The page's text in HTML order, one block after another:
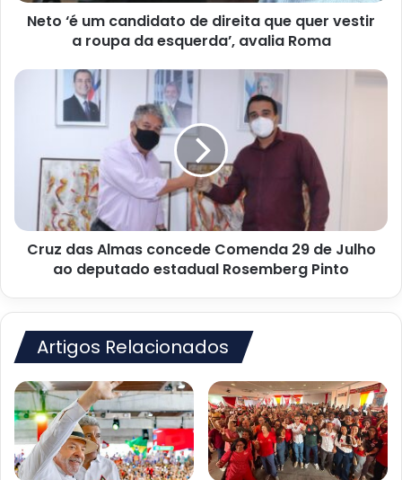
esquerda’,
Neto ‘é um candidato de direita que quer vestir
a roupa da esquerda’, avalia Roma
Cruz
Julho
ao
deputado
estadual
Cruz das Almas concede Comenda 29 de Julho
ao deputado estadual Rosemberg Pinto
Artigos Relacionados